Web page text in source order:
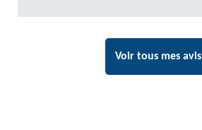
Voir tous mes avis